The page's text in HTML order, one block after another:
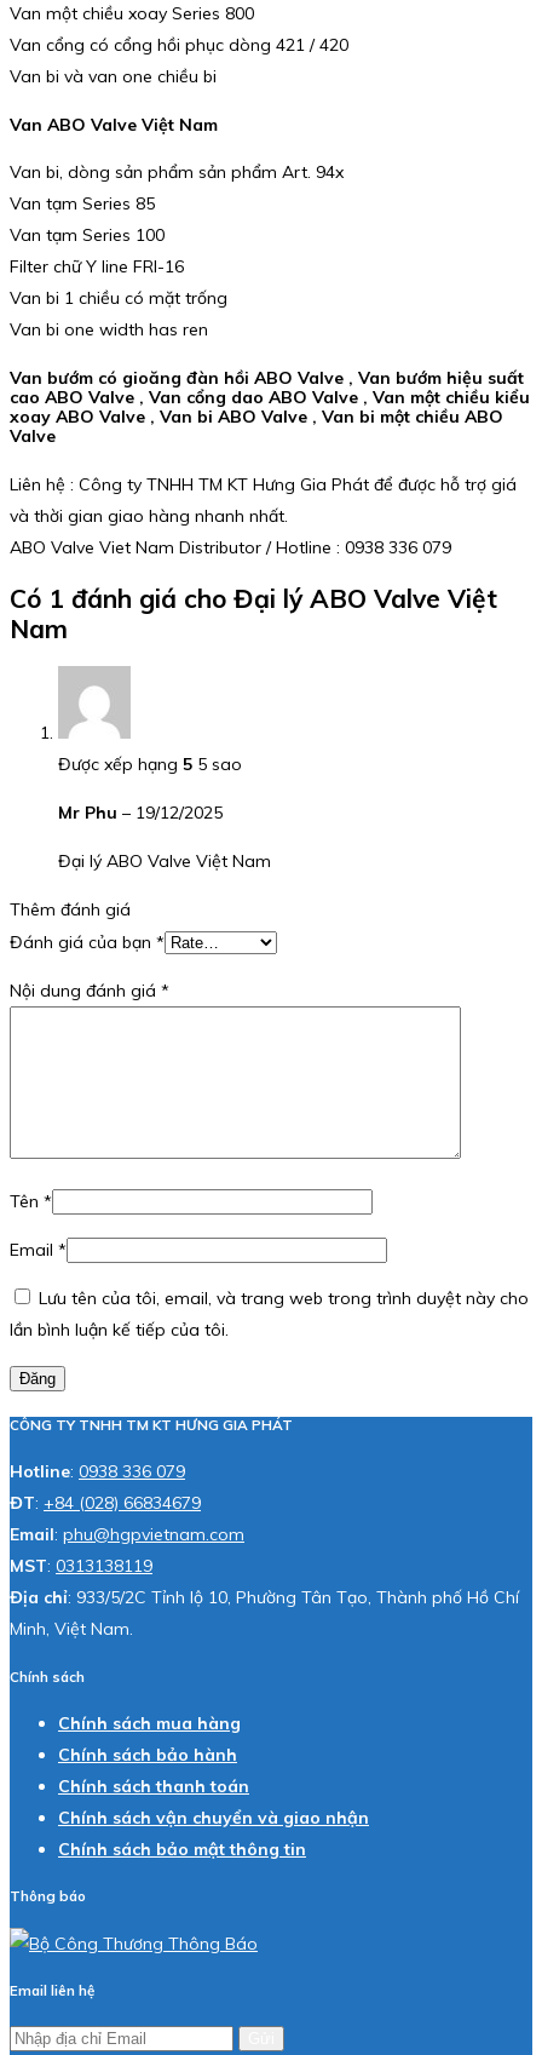
Van một chiều xoay Series 800
Van cổng có cổng hồi phục dòng 421 / 420
Van bi và van one chiều bi
Van ABO Valve Việt Nam
Van bi, dòng sản phẩm sản phẩm Art. 94x
Van tạm Series 85
Van tạm Series 100
Filter chữ Y line FRI-16
Van bi 1 chiều có mặt trống
Van bi one width has ren
Van bướm có gioăng đàn hồi ABO Valve , Van bướm hiệu suất
cao ABO Valve , Van cổng dao ABO Valve , Van một chiều kiểu
xoay ABO Valve , Van bi ABO Valve , Van bi một chiều ABO
Valve
Liên hệ : Công ty TNHH TM KT Hưng Gia Phát để được hỗ trợ giá
và thời gian giao hàng nhanh nhất.
ABO Valve Viet Nam Distributor / Hotline : 0938 336 079
Có 1 đánh giá cho Đại lý ABO Valve Việt
Nam
Được xếp hạng 5 5 sao
Mr Phu – 19/12/2025
Đại lý ABO Valve Việt Nam
Thêm đánh giá
Đánh giá của bạn *
Nội dung đánh giá *
Tên *
Email *
Lưu tên của tôi, email, và trang web trong trình duyệt này cho
lần bình luận kế tiếp của tôi.
Đăng
CÔNG TY TNHH TM KT HƯNG GIA PHÁT
Hotline: 0938 336 079
ĐT: +84 (028) 66834679
Email: phu@hgpvietnam.com
MST: 0313138119
Địa chỉ: 933/5/2C Tỉnh lộ 10, Phường Tân Tạo, Thành phố Hồ Chí
Minh, Việt Nam.
Chính sách
Chính sách mua hàng
Chính sách bảo hành
Chính sách thanh toán
Chính sách vận chuyển và giao nhận
Chính sách bảo mật thông tin
Thông báo
Email liên hệ